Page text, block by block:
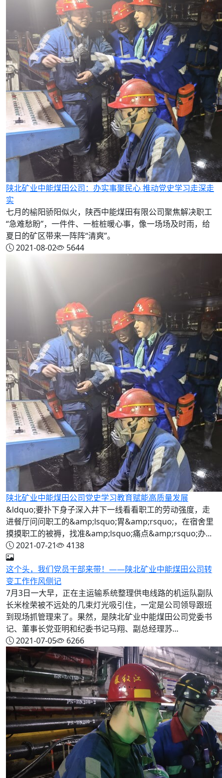
陕北矿业中能煤田公司：办实事聚民心 推动党史学习走深走
实
七月的榆阳骄阳似火，陕西中能煤田有限公司聚焦解决职工
“急难愁盼”，一件件、一桩桩暖心事，像一场场及时雨，给
夏日的矿区带来一阵阵“清爽”。
2021-08-02
5644
陕北矿业中能煤田公司党史学习教育赋能高质量发展
&ldquo;要扑下身子深入井下一线看看职工的劳动强度，走
进餐厅问问职工的&amp;lsquo;胃&amp;rsquo;，在宿舍里
摸摸职工的被褥，找准&amp;lsquo;痛点&amp;rsquo;办...
2021-07-21
4138
这个头，我们党员干部来带！——陕北矿业中能煤田公司转
变工作作风侧记
7月3日一大早，正在主运输系统整理供电线路的机运队副队
长米栓荣被不远处的几束灯光吸引住，一定是公司领导跟班
到现场抓管理来了。果然，是陕北矿业中能煤田公司党委书
记、董事长党亚明和纪委书记马翔、副总经理苏...
2021-07-05
6266